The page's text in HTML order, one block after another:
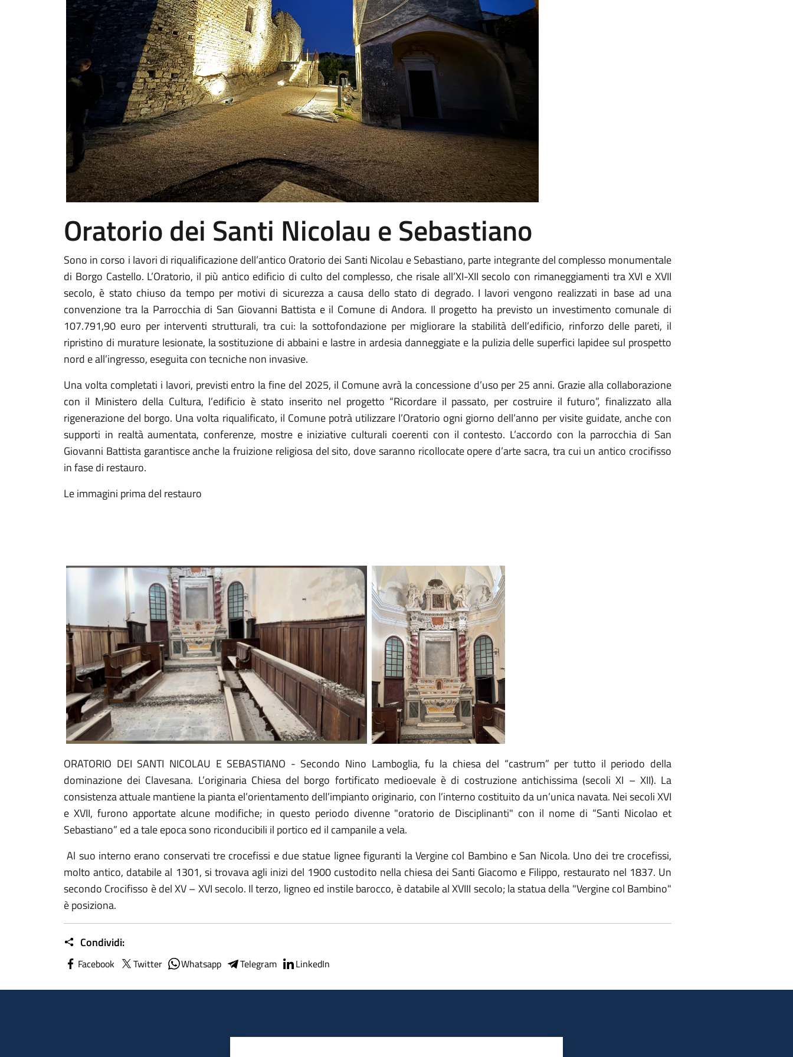
Oratorio dei Santi Nicolau e Sebastiano
Sono in corso i lavori di riqualificazione dell’antico Oratorio dei Santi Nicolau e Sebastiano, parte integrante del complesso monumentale
di Borgo Castello. L’Oratorio, il più antico edificio di culto del complesso, che risale all’XI-XII secolo con rimaneggiamenti tra XVI e XVII
secolo, è stato chiuso da tempo per motivi di sicurezza a causa dello stato di degrado. I lavori vengono realizzati in base ad una
convenzione tra la Parrocchia di San Giovanni Battista e il Comune di Andora. Il progetto ha previsto un investimento comunale di
107.791,90 euro per interventi strutturali, tra cui: la sottofondazione per migliorare la stabilità dell’edificio, rinforzo delle pareti, il
ripristino di murature lesionate, la sostituzione di abbaini e lastre in ardesia danneggiate e la pulizia delle superfici lapidee sul prospetto
nord e all’ingresso, eseguita con tecniche non invasive.
Una volta completati i lavori, previsti entro la fine del 2025, il Comune avrà la concessione d’uso per 25 anni. Grazie alla collaborazione
con il Ministero della Cultura, l’edificio è stato inserito nel progetto “Ricordare il passato, per costruire il futuro”, finalizzato alla
rigenerazione del borgo. Una volta riqualificato, il Comune potrà utilizzare l’Oratorio ogni giorno dell’anno per visite guidate, anche con
supporti in realtà aumentata, conferenze, mostre e iniziative culturali coerenti con il contesto. L’accordo con la parrocchia di San
Giovanni Battista garantisce anche la fruizione religiosa del sito, dove saranno ricollocate opere d’arte sacra, tra cui un antico crocifisso
in fase di restauro.
Le immagini prima del restauro
ORATORIO DEI SANTI NICOLAU E SEBASTIANO - Secondo Nino Lamboglia, fu la chiesa del “castrum” per tutto il periodo della
dominazione dei Clavesana. L’originaria Chiesa del borgo fortificato medioevale è di costruzione antichissima (secoli XI – XII). La
consistenza attuale mantiene la pianta el’orientamento dell’impianto originario, con l’interno costituito da un’unica navata. Nei secoli XVI
e XVII, furono apportate alcune modifiche; in questo periodo divenne "oratorio de Disciplinanti" con il nome di “Santi Nicolao et
Sebastiano” ed a tale epoca sono riconducibili il portico ed il campanile a vela.
Al suo interno erano conservati tre crocefissi e due statue lignee figuranti la Vergine col Bambino e San Nicola. Uno dei tre crocefissi,
molto antico, databile al 1301, si trovava agli inizi del 1900 custodito nella chiesa dei Santi Giacomo e Filippo, restaurato nel 1837. Un
secondo Crocifisso è del XV – XVI secolo. Il terzo, ligneo ed instile barocco, è databile al XVIII secolo; la statua della "Vergine col Bambino"
è posiziona.
Condividi:
Facebook Twitter Whatsapp Telegram LinkedIn